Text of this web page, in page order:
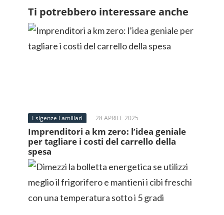
Ti potrebbero interessare anche
Esigenze Familiari 28 APRILE 2025
Imprenditori a km zero: l’idea geniale
per tagliare i costi del carrello della
spesa